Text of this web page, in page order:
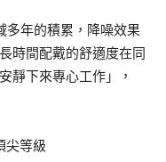
年的積累，降噪效果
時間配戴的舒適度在同
靜下來專心工作」，
尖等級